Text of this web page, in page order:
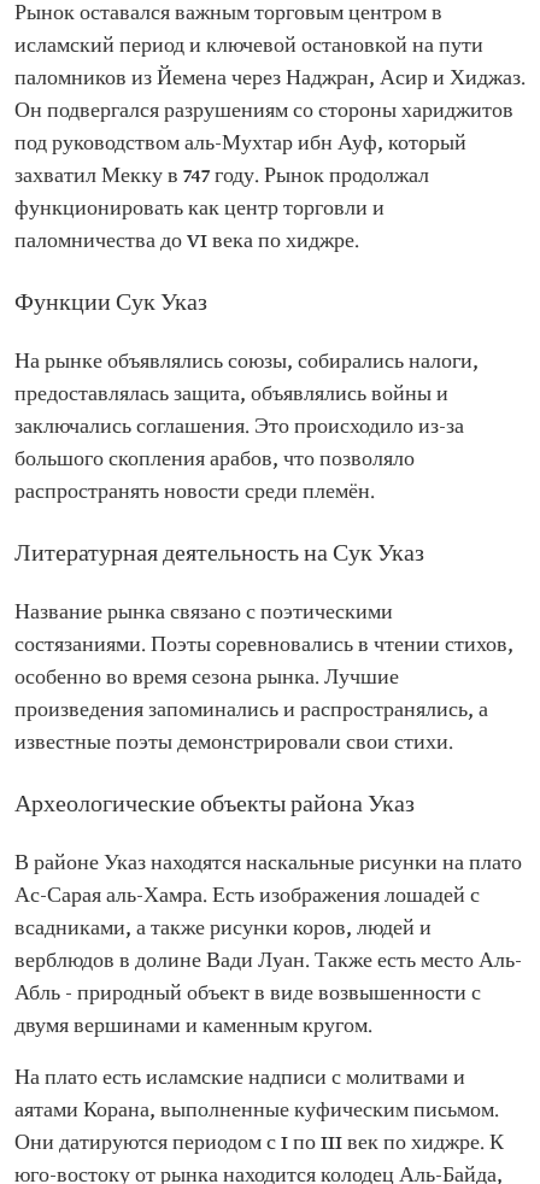
Рынок оставался важным торговым центром в
исламский период и ключевой остановкой на пути
паломников из Йемена через Наджран, Асир и Хиджаз.
Он подвергался разрушениям со стороны хариджитов
под руководством аль-Мухтар ибн Ауф, который
захватил Мекку в 747 году. Рынок продолжал
функционировать как центр торговли и
паломничества до VI века по хиджре.
Функции Сук Указ
На рынке объявлялись союзы, собирались налоги,
предоставлялась защита, объявлялись войны и
заключались соглашения. Это происходило из-за
большого скопления арабов, что позволяло
распространять новости среди племён.
Литературная деятельность на Сук Указ
Название рынка связано с поэтическими
состязаниями. Поэты соревновались в чтении стихов,
особенно во время сезона рынка. Лучшие
произведения запоминались и распространялись, а
известные поэты демонстрировали свои стихи.
Археологические объекты района Указ
В районе Указ находятся наскальные рисунки на плато
Ас-Сарая аль-Хамра. Есть изображения лошадей с
всадниками, а также рисунки коров, людей и
верблюдов в долине Вади Луан. Также есть место Аль-
Абль - природный объект в виде возвышенности с
двумя вершинами и каменным кругом.
На плато есть исламские надписи с молитвами и
аятами Корана, выполненные куфическим письмом.
Они датируются периодом с I по III век по хиджре. К
юго-востоку от рынка находится колодец Аль-Байда,